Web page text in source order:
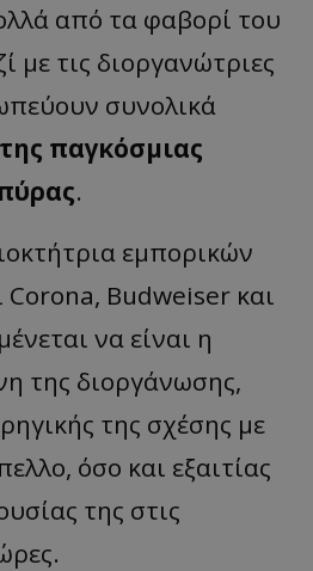
από τα φαβορί του
με τις διοργανώτριες
συνολικά
παγκόσμιας
.
εμπορικών
Budweiser και
να είναι η
της διοργάνωσης,
της σχέσης με
όσο και εξαιτίας
της στις